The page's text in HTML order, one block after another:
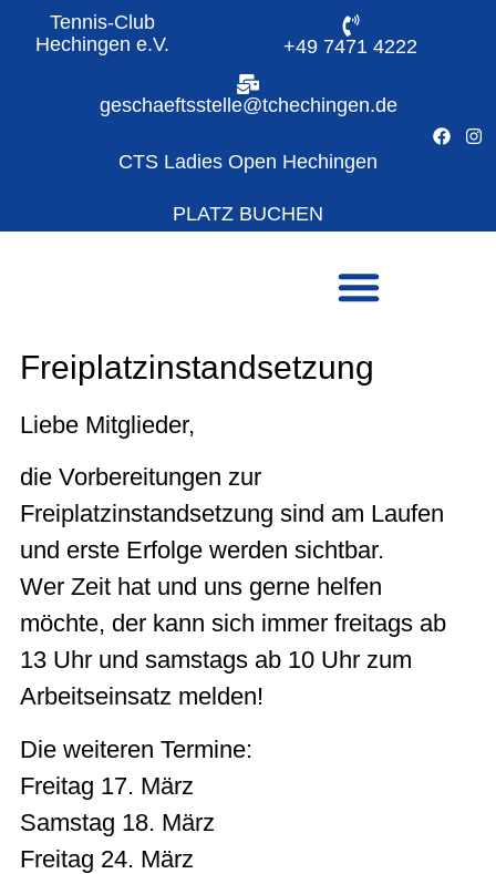
Tennis-Club
Hechingen e.V.
+49 7471 4222
geschaeftsstelle@tchechingen.de
CTS Ladies Open Hechingen
PLATZ BUCHEN
Freiplatzinstandsetzung
Liebe Mitglieder,
die Vorbereitungen zur
Freiplatzinstandsetzung sind am Laufen
und erste Erfolge werden sichtbar.
Wer Zeit hat und uns gerne helfen
möchte, der kann sich immer freitags ab
13 Uhr und samstags ab 10 Uhr zum
Arbeitseinsatz melden!
Die weiteren Termine:
Freitag 17. März
Samstag 18. März
Freitag 24. März